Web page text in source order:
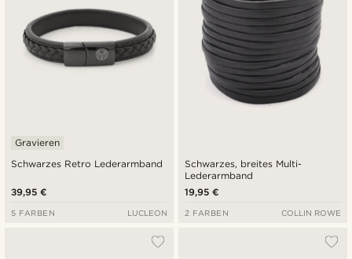
Schwarzes Retro Lederarmband
Gravieren
39,95 €
5 FARBEN LUCLEON
Schwarzes, breites Multi-
Lederarmband
19,95 €
2 FARBEN COLLIN ROWE